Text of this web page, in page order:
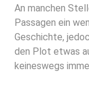
An manchen
Passagen ein
Geschichte,
den Plot etwas
keineswegs